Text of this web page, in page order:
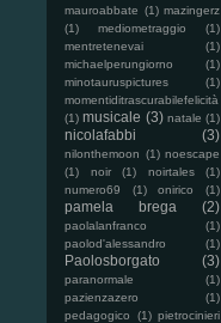
mauroabbate (1) mazingerz
(1)
mediometraggio
(1)
mentretenevai
(1)
michaelperungiorno
(1)
minotauruspictures
(1)
momentiditrascurabilefelicità
(1) musicale (3) natale (1)
nicolafabbi (3)
nilonthemoon (1) noescape
(1)
noir (1) noirtales
(1)
numero69
(1) onirico (1)
pamela brega (2)
paolalanfranco
(1)
paolod'alessandro
(1)
Paolosborgato (3)
paranormale
(1)
pazienzazero
(1)
pedagogico
(1) pietrocinieri